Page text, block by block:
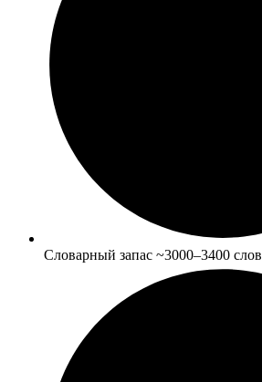
Словарный запас ~3000–3400 слов